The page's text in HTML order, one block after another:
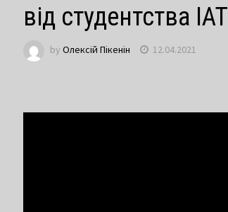
від студентства ІАТ
byОлексій Пікенін 12.04.2021